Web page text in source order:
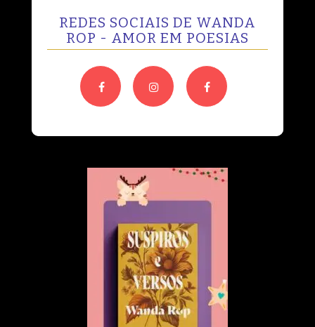
REDES SOCIAIS DE WANDA
ROP - AMOR EM POESIAS